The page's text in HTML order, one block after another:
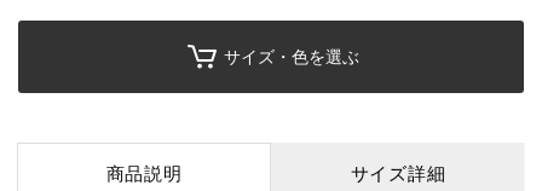
サイズ・色を選ぶ
商品説明 サイズ詳細